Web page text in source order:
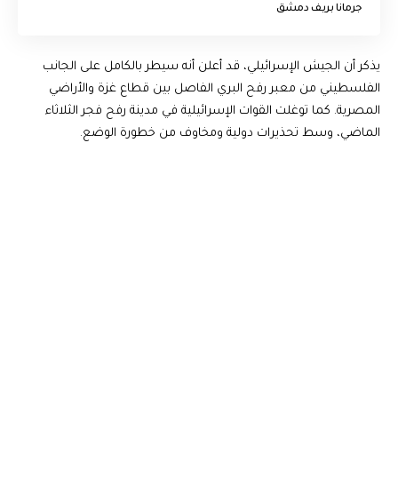
جرمانا بريف دمشق
يذكر أن الجيش الإسرائيلي، قد أعلن أنه سيطر بالكامل على الجانب
الفلسطيني من معبر رفح البري الفاصل بين قطاع غزة والأراضي
المصرية. كما توغلت القوات الإسرائيلية في مدينة رفح فجر الثلاثاء
الماضي، وسط تحذيرات دولية ومخاوف من خطورة الوضع.